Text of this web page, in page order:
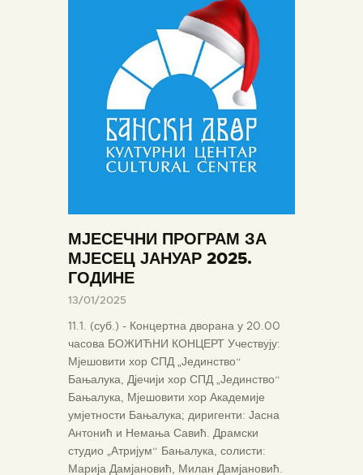
МЈЕСЕЧНИ ПРОГРАМ ЗА
МЈЕСЕЦ ЈАНУАР 2025.
ГОДИНЕ
13/01/2025
11.1. (суб.) - Концертна дворана у 20.00
часова БОЖИЋНИ КОНЦЕРТ Учествују:
Мјешовити хор СПД „Јединство“
Бањалука, Дјечији хор СПД „Јединство“
Бањалука, Мјешовити хор Академије
умјетности Бањалука; диригенти: Јасна
Антонић и Немања Савић. Драмски
студио „Атријум“ Бањалука, солисти:
Марија Дамјановић, Милан Дамјановић.